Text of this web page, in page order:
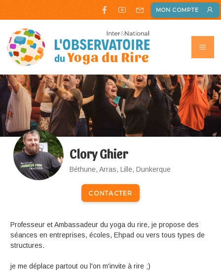
MON COMPTE
Clory Ghier
Béthune, Arras, Lille, Dunkerque
CONTACTER
Professeur et Ambassadeur du yoga du rire, je propose des
séances en entreprises, écoles, Ehpad ou vers tous types de
structures.
je me déplace partout ou l'on m'invite à rire ;)